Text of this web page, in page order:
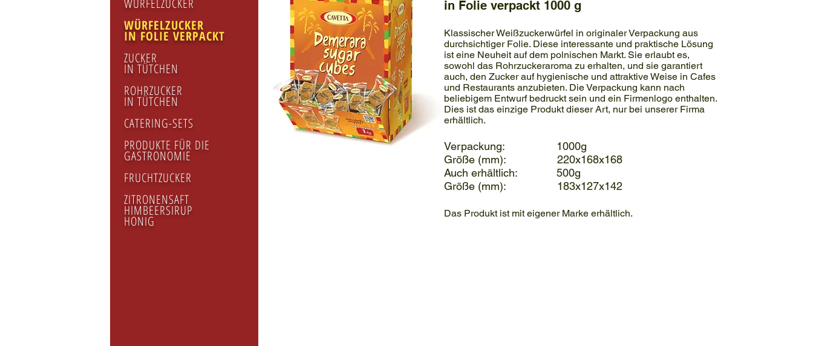
in Folie verpackt 1000 g
Klassischer Weißzuckerwürfel in originaler Verpackung aus
durchsichtiger Folie. Diese interessante und praktische Lösung
ist eine Neuheit auf dem polnischen Markt. Sie erlaubt es,
sowohl das Rohrzuckeraroma zu erhalten, und sie garantiert
auch, den Zucker auf hygienische und attraktive Weise in Cafes
und Restaurants anzubieten. Die Verpackung kann nach
beliebigem Entwurf bedruckt sein und ein Firmenlogo enthalten.
Dies ist das einzige Produkt dieser Art, nur bei unserer Firma
erhältlich.
Verpackung: 1000g
Größe (mm): 220x168x168
Auch erhältlich: 500g
Größe (mm): 183x127x142
Das Produkt ist mit eigener Marke erhältlich.
WÜRFELZUCKER
WÜRFELZUCKER
IN FOLIE VERPACKT
ZUCKER
IN TÜTCHEN
ROHRZUCKER
IN TÜTCHEN
CATERING-SETS
PRODUKTE FÜR DIE
GASTRONOMIE
FRUCHTZUCKER
ZITRONENSAFT
HIMBEERSIRUP
HONIG